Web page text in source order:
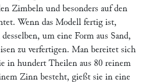
Zimbeln und besonders auf den
Wenn das Modell fertig ist,
um eine Form aus Sand,
zu verfertigen. Man bereitet sich
in hundert Theilen aus 80 reinem
Zinn besteht, gießt sie in eine